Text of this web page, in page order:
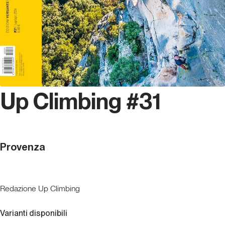
Up Climbing #31
Provenza
Redazione Up Climbing
Varianti disponibili